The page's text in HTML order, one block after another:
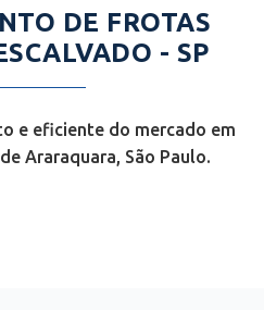
DE FROTAS
- SP
e eficiente do mercado em
Araraquara, São Paulo.